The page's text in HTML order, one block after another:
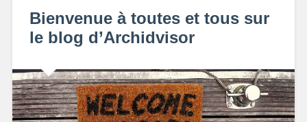
Bienvenue à toutes et tous sur
le blog d’Archidvisor